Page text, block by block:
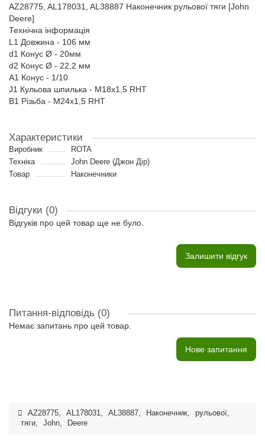
AZ28775, AL178031, AL38887 Наконечник рульової тяги [John
Deere]
Технічна інформація
L1 Довжина - 106 мм
d1 Конус Ø - 20мм
d2 Конус Ø - 22,2 мм
A1 Конус - 1/10
J1 Кульова шпилька - M18x1,5 RHT
B1 Різьба - M24x1,5 RHT
Характеристики
Виробник
ROTA
Техніка
John Deere (Джон Дір)
Товар
Наконечники
Відгуки (0)
Відгуків про цей товар ще не було.
Залишити відгук
Питання-відповідь (0)
Немає запитань про цей товар.
Нове запитання
AZ28775, AL178031, AL38887, Наконечник, рульової,
тяги, John, Deere